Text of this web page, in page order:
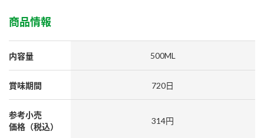
スープ
クイック調味料 レモン果汁
おすしの素
味ぽん
かおりの蔵
つゆ
鍋なび
納豆のサイト
ミツカンの歴史
ミツカンを知る
水の文化センター（アーカイブ）
採用情報
ニュースリリース
お客様相談センター
商品情報
内容量 500ML
賞味期間 720日
参考小売
価格（税込）
314円